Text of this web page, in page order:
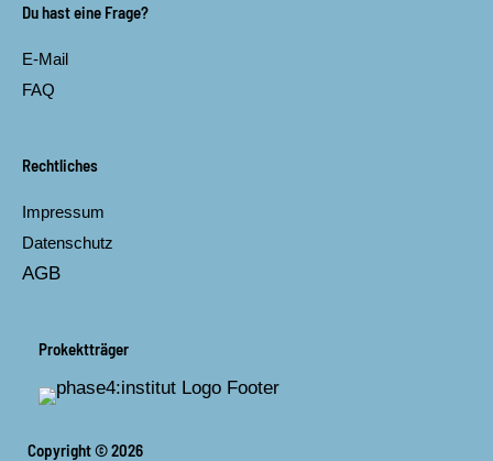
o
k
g
Du hast eine Frage?
E-Mail
FAQ
Rechtliches
Impressum
Datenschutz
AGB
Prokektträger
Copyright © 2026